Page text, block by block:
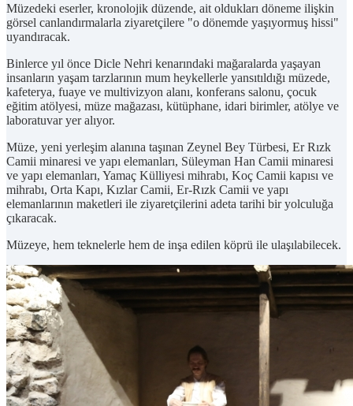
Müzedeki eserler, kronolojik düzende, ait oldukları döneme ilişkin
görsel canlandırmalarla ziyaretçilere "o dönemde yaşıyormuş hissi"
uyandıracak.
Binlerce yıl önce Dicle Nehri kenarındaki mağaralarda yaşayan
insanların yaşam tarzlarının mum heykellerle yansıtıldığı müzede,
kafeterya, fuaye ve multivizyon alanı, konferans salonu, çocuk
eğitim atölyesi, müze mağazası, kütüphane, idari birimler, atölye ve
laboratuvar yer alıyor.
Müze, yeni yerleşim alanına taşınan Zeynel Bey Türbesi, Er Rızk
Camii minaresi ve yapı elemanları, Süleyman Han Camii minaresi
ve yapı elemanları, Yamaç Külliyesi mihrabı, Koç Camii kapısı ve
mihrabı, Orta Kapı, Kızlar Camii, Er-Rızk Camii ve yapı
elemanlarının maketleri ile ziyaretçilerini adeta tarihi bir yolculuğa
çıkaracak.
Müzeye, hem teknelerle hem de inşa edilen köprü ile ulaşılabilecek.